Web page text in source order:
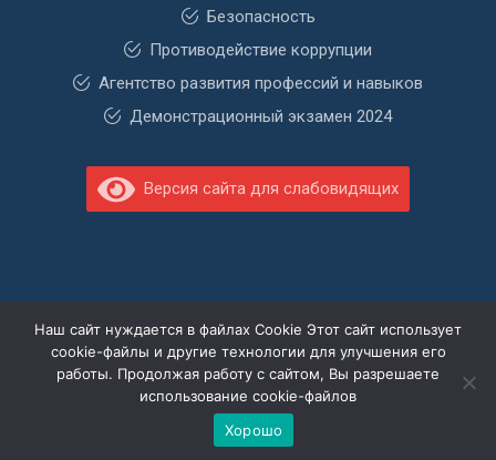
Безопасность
Противодействие коррупции
Агентство развития профессий и навыков
Демонстрационный экзамен 2024
Версия сайта для слабовидящих
webstartechnology.ru
Наш сайт нуждается в файлах Cookie Этот сайт использует
cookie-файлы и другие технологии для улучшения его
работы. Продолжая работу с сайтом, Вы разрешаете
использование cookie-файлов
Хорошо